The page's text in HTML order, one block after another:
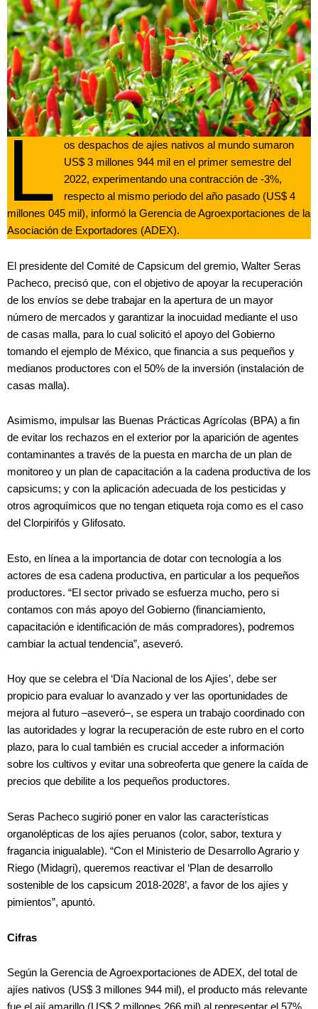
L
os despachos de ajíes nativos al mundo sumaron
US$ 3 millones 944 mil en el primer semestre del
2022, experimentando una contracción de -3%,
respecto al mismo periodo del año pasado (US$ 4
millones 045 mil), informó la Gerencia de Agroexportaciones de la
Asociación de Exportadores (ADEX).
El presidente del Comité de Capsicum del gremio, Walter Seras
Pacheco, precisó que, con el objetivo de apoyar la recuperación
de los envíos se debe trabajar en la apertura de un mayor
número de mercados y garantizar la inocuidad mediante el uso
de casas malla, para lo cual solicitó el apoyo del Gobierno
tomando el ejemplo de México, que financia a sus pequeños y
medianos productores con el 50% de la inversión (instalación de
casas malla).
Asimismo, impulsar las Buenas Prácticas Agrícolas (BPA) a fin
de evitar los rechazos en el exterior por la aparición de agentes
contaminantes a través de la puesta en marcha de un plan de
monitoreo y un plan de capacitación a la cadena productiva de los
capsicums; y con la aplicación adecuada de los pesticidas y
otros agroquímicos que no tengan etiqueta roja como es el caso
del Clorpirifós y Glifosato.
Esto, en línea a la importancia de dotar con tecnología a los
actores de esa cadena productiva, en particular a los pequeños
productores. “El sector privado se esfuerza mucho, pero si
contamos con más apoyo del Gobierno (financiamiento,
capacitación e identificación de más compradores), podremos
cambiar la actual tendencia”, aseveró.
Hoy que se celebra el ‘Día Nacional de los Ajíes’, debe ser
propicio para evaluar lo avanzado y ver las oportunidades de
mejora al futuro –aseveró–, se espera un trabajo coordinado con
las autoridades y lograr la recuperación de este rubro en el corto
plazo, para lo cual también es crucial acceder a información
sobre los cultivos y evitar una sobreoferta que genere la caída de
precios que debilite a los pequeños productores.
Seras Pacheco sugirió poner en valor las características
organolépticas de los ajíes peruanos (color, sabor, textura y
fragancia inigualable). “Con el Ministerio de Desarrollo Agrario y
Riego (Midagri), queremos reactivar el ‘Plan de desarrollo
sostenible de los capsicum 2018-2028’, a favor de los ajíes y
pimientos”, apuntó.
Cifras
Según la Gerencia de Agroexportaciones de ADEX, del total de
ajíes nativos (US$ 3 millones 944 mil), el producto más relevante